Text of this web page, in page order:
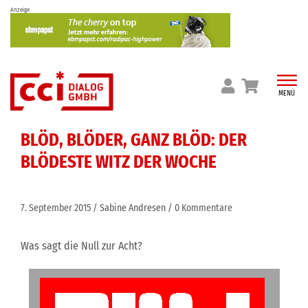
Skip
content
Anzeige
MENÜ
BLÖD, BLÖDER, GANZ BLÖD: DER
BLÖDESTE WITZ DER WOCHE
7. September 2015 Sabine Andresen 0 Kommentare
Was sagt die Null zur Acht?